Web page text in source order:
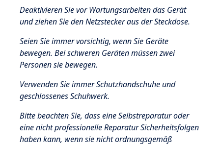
Deaktivieren Sie vor Wartungsarbeiten das Gerät
und ziehen Sie den Netzstecker aus der Steckdose.
Seien Sie immer vorsichtig, wenn Sie Geräte
bewegen. Bei schweren Geräten müssen zwei
Personen sie bewegen.
Verwenden Sie immer Schutzhandschuhe und
geschlossenes Schuhwerk.
Bitte beachten Sie, dass eine Selbstreparatur oder
eine nicht professionelle Reparatur Sicherheitsfolgen
haben kann, wenn sie nicht ordnungsgemäß